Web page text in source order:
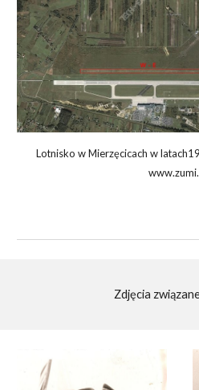
Lotnisko w Mierzęcicach w
Zdjęcia